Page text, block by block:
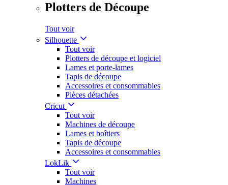
Plotters de Découpe
Tout voir
Silhouette
Tout voir
Plotters de découpe et logiciel
Lames et porte-lames
Tapis de découpe
Accessoires et consommables
Pièces détachées
Cricut
Tout voir
Machines de découpe
Lames et boîtiers
Tapis de découpe
Accessoires et consommables
LokLik
Tout voir
Machines